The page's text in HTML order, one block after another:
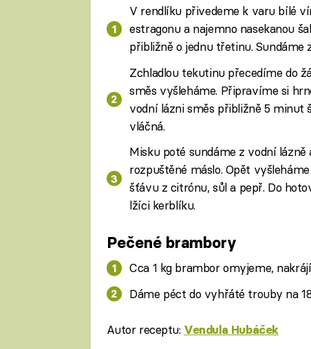
V rendlíku přivedeme k varu bílé
estragonu a najemno nasekanou
přibližně o jednu třetinu. Sundáme
Zchladlou tekutinu přecedíme do
směs vyšleháme. Připravíme si
vodní lázni směs přibližně 5 minut
vláčná.
Misku poté sundáme z vodní
rozpuštěné máslo. Opět
šťávu z citrónu, sůl a pepř. Do
lžíci kerblíku.
Pečené brambory
Cca 1 kg brambor omyjeme,
Dáme péct do vyhřáté trouby na
Autor receptu: Vendula Hubáček